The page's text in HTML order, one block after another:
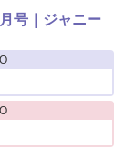
号｜ジャニー